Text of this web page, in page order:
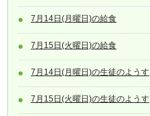
7月14日(月曜日)の給食
7月15日(火曜日)の給食
7月14日(月曜日)の生徒のようす
7月15日(火曜日)の生徒のようす